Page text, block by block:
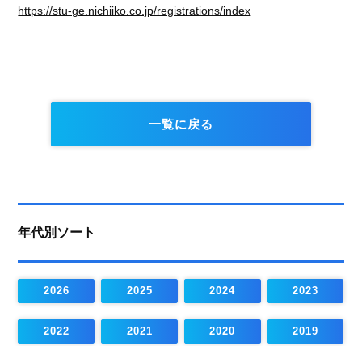
https://stu-ge.nichiiko.co.jp/registrations/index
一覧に戻る
年代別ソート
2026 2025 2024 2023
2022 2021 2020 2019